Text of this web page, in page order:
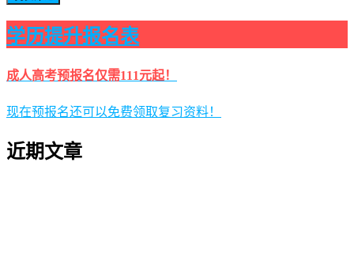
学历提升报名表
成人高考预报名仅需111元起！
现在预报名还可以免费领取复习资料！
近期文章